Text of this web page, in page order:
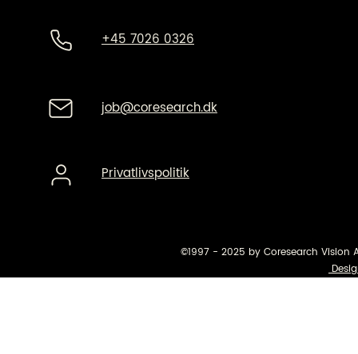
+45 7026 0326
job@coresearch.dk
Privatlivspolitik
©1997 - 2025 by Coresearch Vision